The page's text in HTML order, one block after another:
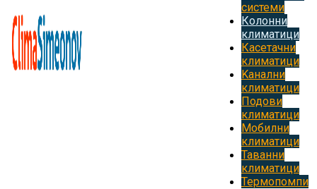
системи
Колонни
климатици
Касетачни
климатици
Kанални
климатици
Подови
климатици
Мобилни
климатици
Таванни
климатици
Термопомпи